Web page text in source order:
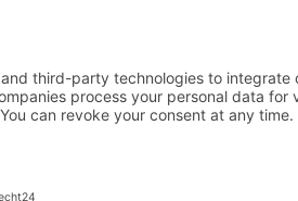
cookies and third-party
involved third-party companies
"More" and in our privacy policy.
&